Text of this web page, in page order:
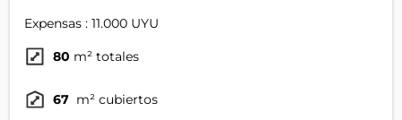
Expensas : 11.000 UYU
80 m² totales
67 m² cubiertos